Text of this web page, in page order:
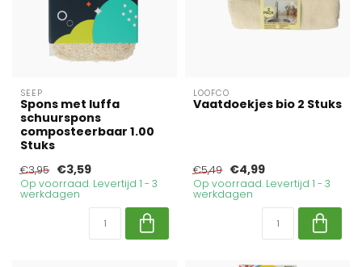
SEEP
Spons met luffa
schuurspons
composteerbaar 1.00
Stuks
€3,95 €3,59
Op voorraad. Levertijd 1 - 3
werkdagen
LOOFCO
Vaatdoekjes bio 2 Stuks
€5,49 €4,99
Op voorraad. Levertijd 1 - 3
werkdagen